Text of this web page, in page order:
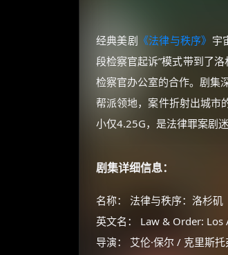
经典美剧 《法律与秩序》 宇
段检察官起诉”模式带到了
检察官办公室的合作。剧集
帮派领地，案件折射出城市
小仅4.25G，是法律罪案剧
剧集详细信息：
名称： 法律与秩序：洛杉矶
英文名： Law & Order: Los
导演： 艾伦·保尔 / 克里斯